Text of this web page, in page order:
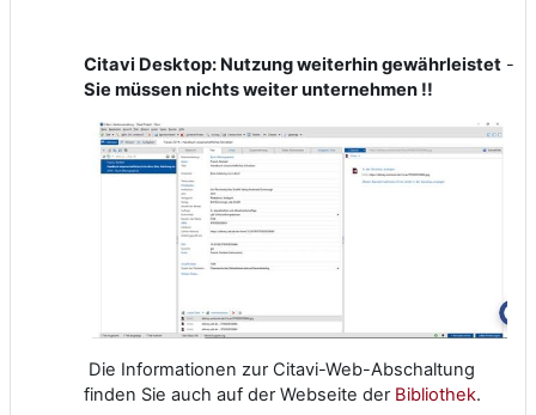
Citavi Desktop: Nutzung weiterhin gewährleistet -
Sie müssen nichts weiter unternehmen !!
Die Informationen zur Citavi-Web-Abschaltung
finden Sie auch auf der Webseite der Bibliothek.